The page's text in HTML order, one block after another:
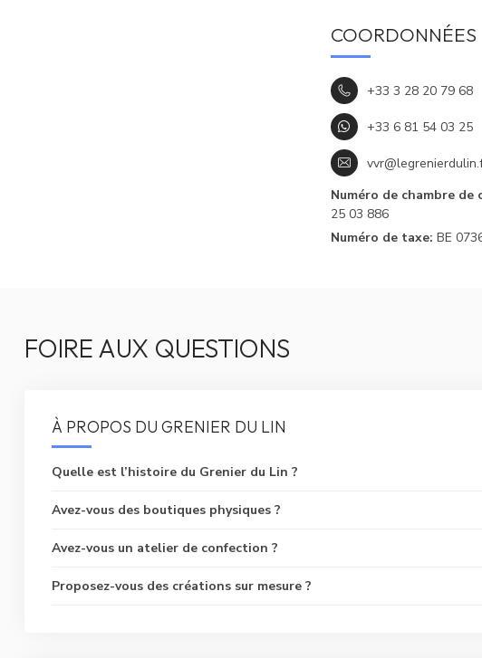
COORDONNÉES
+33 3 28 20 79 68
+33 6 81 54 03 25
Numéro de chambre de
25 03 886
Numéro de taxe: BE
FOIRE AUX QUESTIONS
À PROPOS DU GRENIER DU LIN
Quelle est l’histoire du Grenier du Lin ?
Avez-vous des boutiques physiques ?
Avez-vous un atelier de confection ?
Proposez-vous des créations sur mesure ?